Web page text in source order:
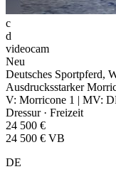
c
d
videocam
Neu
Deutsches Sportpferd,
Ausdrucksstarker
V: Morricone 1 | MV:
Dressur · Freizeit
24 500 €
24 500 € VB
DE